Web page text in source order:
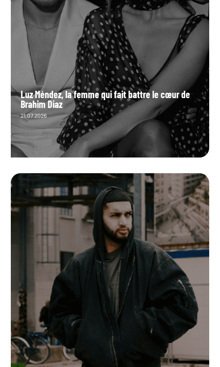
Luz Méndez, la femme qui fait battre le cœur de
Brahim Diaz
21.07.2026